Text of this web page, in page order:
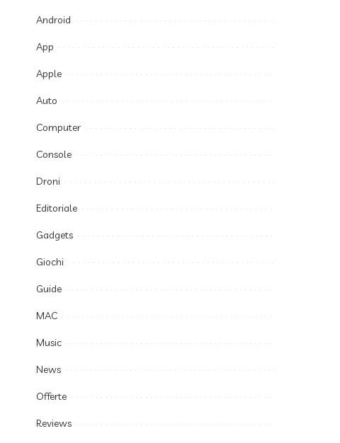
Android
App
Apple
Auto
Computer
Console
Droni
Editoriale
Gadgets
Giochi
Guide
MAC
Music
News
Offerte
Reviews